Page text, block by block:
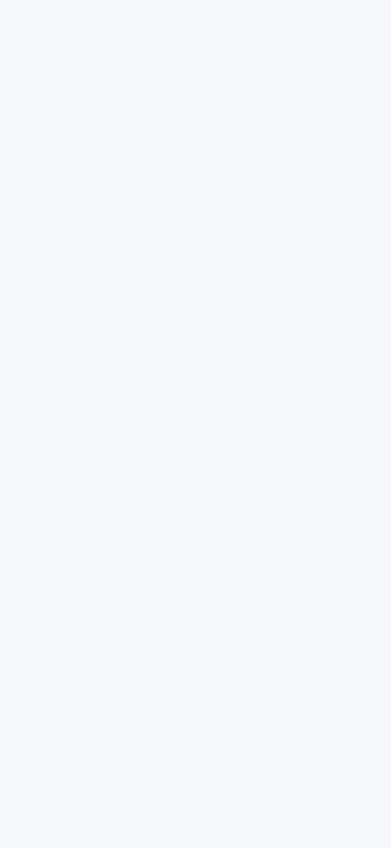
if he m sem . Sempro(s an).<br />
: u ** *<br />